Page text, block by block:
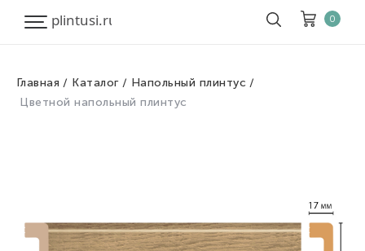
Корзина
0
0
Главная Каталог
Напольный плинтус
Цветной напольный плинтус